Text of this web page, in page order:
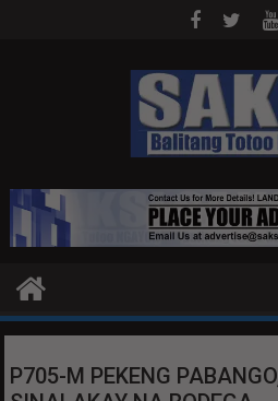
P705-M PEKENG